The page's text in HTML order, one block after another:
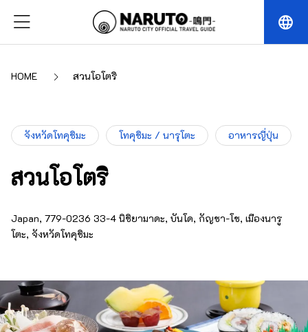
language
HOME สวนโอโตริ
จังหวัดโทคุชิมะ โทคุชิมะ / นารุโตะ อาหารญี่ปุ่น
สวนโอโตริ
Japan, 779-0236 33-4 นิชิยามาดะ, บันโด, กัญชา-โช, เมืองนารู
โตะ, จังหวัดโทคุชิมะ